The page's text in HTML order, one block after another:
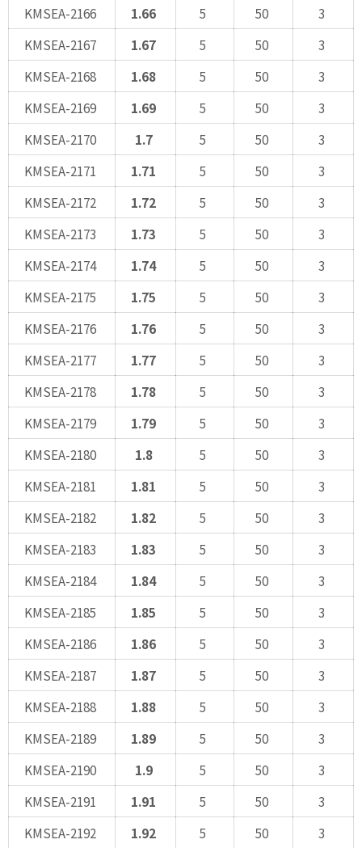
KMSEA-2166
1.66 5 50
3
KMSEA-2167
1.67 5 50
3
KMSEA-2168
1.68 5 50
3
KMSEA-2169
1.69 5 50
3
KMSEA-2170
1.7 5 50
3
KMSEA-2171
1.71 5 50
3
KMSEA-2172
1.72 5 50
3
KMSEA-2173
1.73 5 50
3
KMSEA-2174
1.74 5 50
3
KMSEA-2175
1.75 5 50
3
KMSEA-2176
1.76 5 50
3
KMSEA-2177
1.77 5 50
3
KMSEA-2178
1.78 5 50
3
KMSEA-2179
1.79 5 50
3
KMSEA-2180
1.8 5 50
3
KMSEA-2181
1.81 5 50
3
KMSEA-2182
1.82 5 50
3
KMSEA-2183
1.83 5 50
3
KMSEA-2184
1.84 5 50
3
KMSEA-2185
1.85 5 50
3
KMSEA-2186
1.86 5 50
3
KMSEA-2187
1.87 5 50
3
KMSEA-2188
1.88 5 50
3
KMSEA-2189
1.89 5 50
3
KMSEA-2190
1.9 5 50
3
KMSEA-2191
1.91 5 50
3
KMSEA-2192
1.92 5 50
3